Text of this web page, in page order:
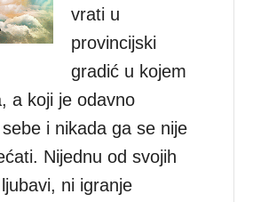
vrati u
provincijski
gradić u kojem
a koji je odavno
i nikada ga se nije
Nijednu od svojih
ni igranje